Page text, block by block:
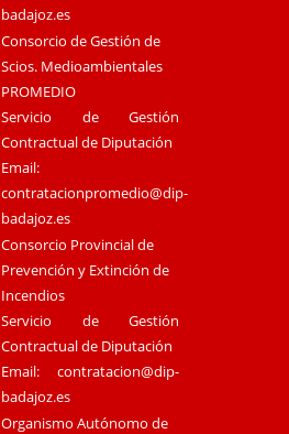
badajoz.es
Consorcio de Gestión de
Scios. Medioambientales
PROMEDIO
Servicio de Gestión
Contractual de Diputación
Email:
contratacionpromedio@dip-
badajoz.es
Consorcio Provincial de
Prevención y Extinción de
Incendios
Servicio de Gestión
Contractual de Diputación
Email:contratacion@dip-
badajoz.es
Organismo Autónomo de